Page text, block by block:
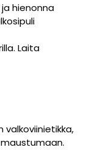
hienonna
Laita
valkoviinietikka,